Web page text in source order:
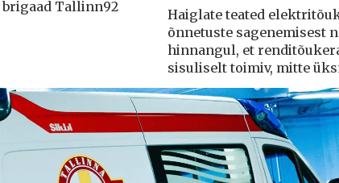
Tallinn92
Haiglate teated
õnnetuste sagenemisest
hinnangul, et
sisuliselt toimiv, mitte